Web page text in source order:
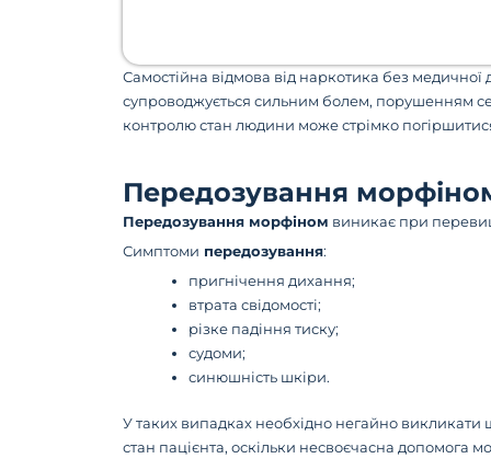
Самостійна відмова від наркотика без
супроводжується сильним болем, порушенням
контролю стан людини може стрімко
Передозування
Передозування морфіном виникає при
Симптоми передозування:
пригнічення дихання;
втрата свідомості;
різке падіння тиску;
судоми;
синюшність шкіри.
У таких випадках необхідно негайно викликати
стан пацієнта, оскільки несвоєчасна допомога